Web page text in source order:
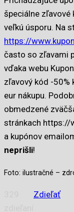
špeciálne zľavové
veľkú úsporu. Na
https://
často so zľavami
vďaka webu
zľavový kód -50%
eur nákupu.
obmedzené
stránkach https://
a kupónov
neprišli!
Foto: ilustračné –
Zdieľať